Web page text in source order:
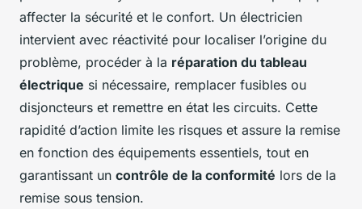
affecter la sécurité et le confort. Un électricien
intervient avec réactivité pour localiser l’origine du
problème, procéder à la réparation du tableau
électrique si nécessaire, remplacer fusibles ou
disjoncteurs et remettre en état les circuits. Cette
rapidité d’action limite les risques et assure la remise
en fonction des équipements essentiels, tout en
garantissant un contrôle de la conformité lors de la
remise sous tension.